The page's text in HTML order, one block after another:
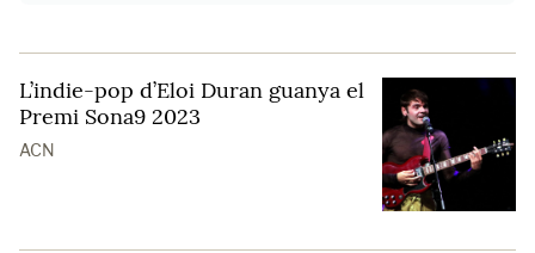
L’indie-pop d’Eloi Duran guanya el
Premi Sona9 2023
ACN